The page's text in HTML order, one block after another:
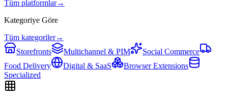
Tüm platformlar→
Kategoriye Göre
Tüm kategoriler→
Storefronts
Multichannel & PIM
Social Commerce
Food Delivery
Digital & SaaS
Browser Extensions
Specialized